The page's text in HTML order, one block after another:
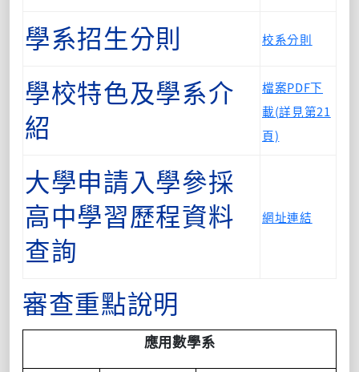
學系招生分則 校系分則
學校特色及學系介
紹
檔案PDF下
載(詳見第21
頁)
大學申請入學參採
高中學習歷程資料
查詢
網址連結
審查重點說明
應用數學系